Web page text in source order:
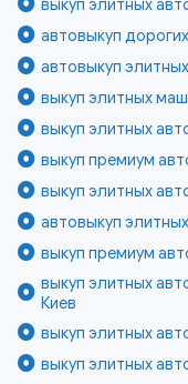
выкуп элитных
автовыкуп
автовыкуп
выкуп элитных
выкуп элитных
выкуп премиум
выкуп элитных
автовыкуп
выкуп премиум
выкуп элитных
Киев
выкуп элитных
выкуп элитных